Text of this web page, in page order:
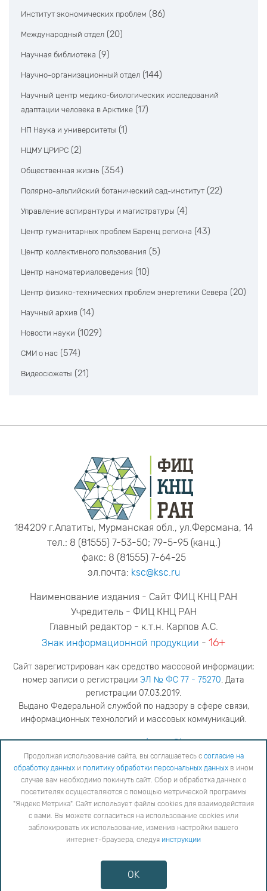
Институт экономических проблем (86)
Международный отдел (20)
Научная библиотека (9)
Научно-организационный отдел (144)
Научный центр медико-биологических исследований
адаптации человека в Арктике (17)
НП Наука и университеты (1)
НЦМУ ЦРИРС (2)
Общественная жизнь (354)
Полярно-альпийский ботанический сад-институт (22)
Управление аспирантуры и магистратуры (4)
Центр гуманитарных проблем Баренц региона (43)
Центр коллективного пользования (5)
Центр наноматериаловедения (10)
Центр физико-технических проблем энергетики Севера (20)
Научный архив (14)
Новости науки (1029)
СМИ о нас (574)
Видеосюжеты (21)
184209 г.Апатиты, Мурманская обл., ул.Ферсмана, 14
тел.: 8 (81555) 7-53-50; 79-5-95 (канц.)
факс: 8 (81555) 7-64-25
эл.почта: ksc@ksc.ru
Наименование издания - Сайт ФИЦ КНЦ РАН
Учредитель - ФИЦ КНЦ РАН
Главный редактор - к.т.н. Карпов А.С.
Знак информационной продукции - 16+
Сайт зарегистрирован как средство массовой информации;
номер записи о регистрации ЭЛ № ФС 77 - 75270. Дата
регистрации 07.03.2019.
Выдано Федеральной службой по надзору в сфере связи,
информационных технологий и массовых коммуникаций.
адрес редакцииya.stogova@ksc.ru
телефон редакции81555-79-516
Продолжая использование сайта, вы соглашаетесь с согласие на обработку данных
обработки персональных данных
в ином случае вам необходимо покинуть сайт. Сбор и обработка
данных о посетителях осуществляются с помощью метрической программы "Яндекс Метрика".
Сайт использует файлы cookies для взаимодействия с вами. Вы можете согласиться на
использование cookies или заблокировать их использование, изменив настройки вашего интернет-
Противодействие коррупции
Сообщить об ошибке
Карта сайта
Продолжая использование сайта, вы соглашаетесь с согласие на
обработку данных и политику обработки персональных данных в ином
случае вам необходимо покинуть сайт. Сбор и обработка данных о
посетителях осуществляются с помощью метрической программы
"Яндекс Метрика". Сайт использует файлы cookies для взаимодействия
с вами. Вы можете согласиться на использование cookies или
заблокировать их использование, изменив настройки вашего
интернет-браузера, следуя инструкции
OK